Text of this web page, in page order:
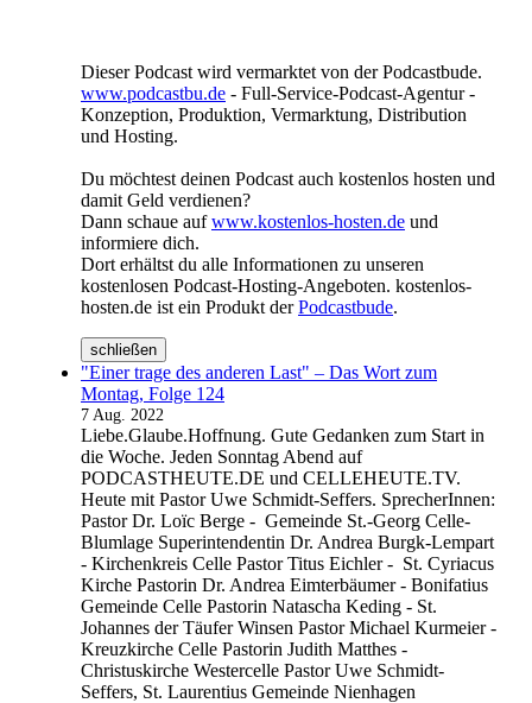
Dieser Podcast wird vermarktet von der Podcastbude.
www.podcastbu.de - Full-Service-Podcast-Agentur -
Konzeption, Produktion, Vermarktung, Distribution
und Hosting.
Du möchtest deinen Podcast auch kostenlos hosten und
damit Geld verdienen?
Dann schaue aufwww.kostenlos-hosten.de und
informiere dich.
Dort erhältst du alle Informationen zu unseren
kostenlosen Podcast-Hosting-Angeboten. kostenlos-
hosten.de ist ein Produkt derPodcastbude.
schließen
"Einer trage des anderen Last" – Das Wort zum
Montag, Folge 124
7 Aug. 2022
Liebe.Glaube.Hoffnung. Gute Gedanken zum Start in
die Woche. Jeden Sonntag Abend auf
PODCASTHEUTE.DE und CELLEHEUTE.TV.
Heute mit Pastor Uwe Schmidt-Seffers. SprecherInnen:
Pastor Dr. Loïc Berge - Gemeinde St.-Georg Celle-
Blumlage Superintendentin Dr. Andrea Burgk-Lempart
- Kirchenkreis Celle Pastor Titus Eichler - St. Cyriacus
Kirche Pastorin Dr. Andrea Eimterbäumer - Bonifatius
Gemeinde Celle Pastorin Natascha Keding - St.
Johannes der Täufer Winsen Pastor Michael Kurmeier -
Kreuzkirche Celle Pastorin Judith Matthes -
Christuskirche Westercelle Pastor Uwe Schmidt-
Seffers, St. Laurentius Gemeinde Nienhagen